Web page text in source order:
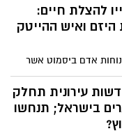
להצלת חיים:
היזם ואיש ההייטק
אדם ביסמוט אשר
מייסד, מנטור, ומרצה
אדם שנהרג בהגנה על
חיים גם בחייו
עירונית תחלק
בישראל; תנחשו